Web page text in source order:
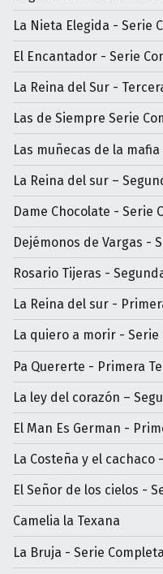
La Nieta Elegida - Serie
El Encantador - Serie
La Reina del Sur -
Las de Siempre Serie
Las muñecas de la
La Reina del sur –
Dame Chocolate - Serie
Dejémonos de Vargas -
Rosario Tijeras -
La Reina del sur -
La quiero a morir - Serie
Pa Quererte - Primera
La ley del corazón –
El Man Es German -
La Costeña y el cachaco
El Señor de los cielos -
Camelia la Texana
La Bruja - Serie